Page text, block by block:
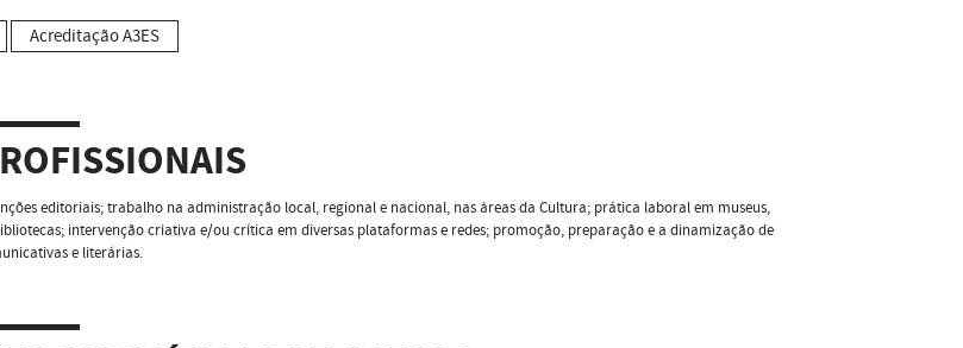
Acreditação A3ES
editoriais; trabalho na administração local, regional e nacional, nas áreas da Cultura; prática laboral em museus,
intervenção criativa e/ou crítica em diversas plataformas e redes; promoção, preparação e a dinamização de
e literárias.